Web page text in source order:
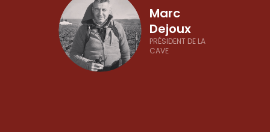
Marc
Dejoux
PRÉSIDENT DE LA
CAVE